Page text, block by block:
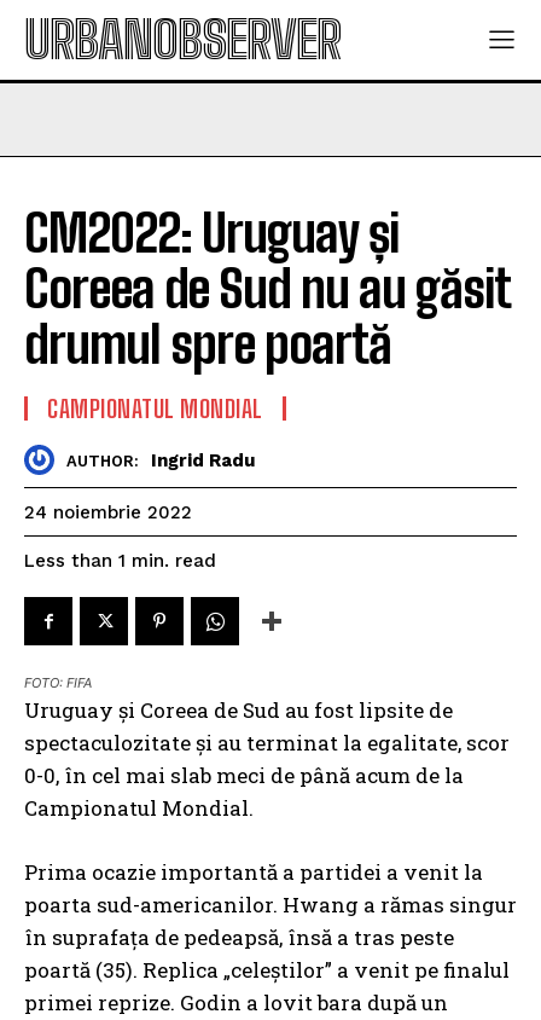
URBANOBSERVER
CM2022: Uruguay și
Coreea de Sud nu au găsit
drumul spre poartă
CAMPIONATUL MONDIAL
AUTHOR: Ingrid Radu
24 noiembrie 2022
Less than 1 min. read
FOTO: FIFA
Uruguay și Coreea de Sud au fost lipsite de
spectaculozitate și au terminat la egalitate, scor
0-0, în cel mai slab meci de până acum de la
Campionatul Mondial.
Prima ocazie importantă a partidei a venit la
poarta sud-americanilor. Hwang a rămas singur
în suprafața de pedeapsă, însă a tras peste
poartă (35). Replica „celeștilor” a venit pe finalul
primei reprize. Godin a lovit bara după un